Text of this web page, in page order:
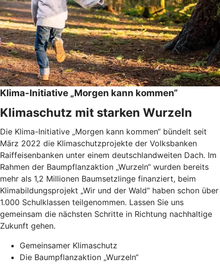
Klima-Initiative „Morgen kann kommen“
Klimaschutz mit starken Wurzeln
Die Klima-Initiative „Morgen kann kommen“ bündelt seit
März 2022 die Klimaschutzprojekte der Volksbanken
Raiffeisenbanken unter einem deutschlandweiten Dach. Im
Rahmen der Baumpflanzaktion „Wurzeln“ wurden bereits
mehr als 1,2 Millionen Baumsetzlinge finanziert, beim
Klimabildungsprojekt „Wir und der Wald“ haben schon über
1.000 Schulklassen teilgenommen. Lassen Sie uns
gemeinsam die nächsten Schritte in Richtung nachhaltige
Zukunft gehen.
Gemeinsamer Klimaschutz
Die Baumpflanzaktion „Wurzeln“